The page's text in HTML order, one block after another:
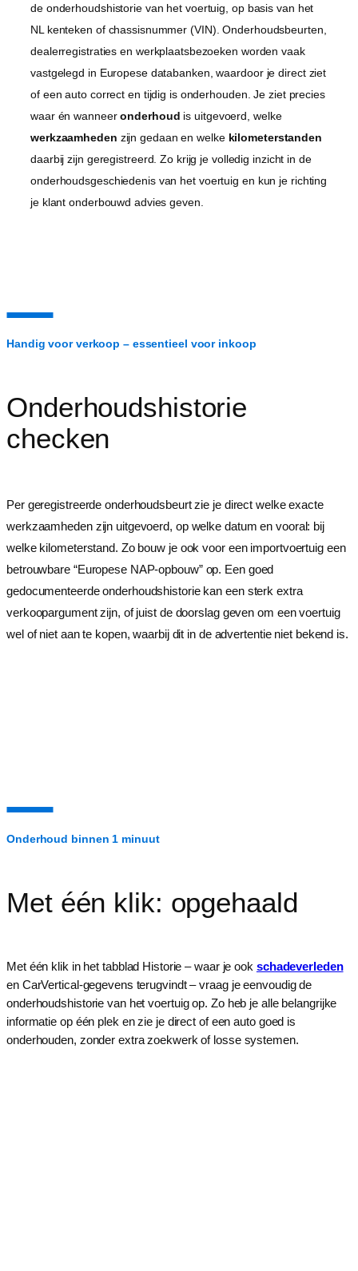
de onderhoudshistorie van het voertuig, op basis van het
NL kenteken of chassisnummer (VIN). Onderhoudsbeurten,
dealerregistraties en werkplaatsbezoeken worden vaak
vastgelegd in Europese databanken, waardoor je direct ziet
of een auto correct en tijdig is onderhouden. Je ziet precies
waar én wanneeronderhoud is uitgevoerd, welke
werkzaamheden zijn gedaan en welke kilometerstanden
daarbij zijn geregistreerd. Zo krijg je volledig inzicht in de
onderhoudsgeschiedenis van het voertuig en kun je richting
je klant onderbouwd advies geven.
Handig voor verkoop – essentieel voor inkoop
Onderhoudshistorie
checken
Per geregistreerde onderhoudsbeurt zie je direct welke exacte
werkzaamheden zijn uitgevoerd, op welke datum en vooral: bij
welke kilometerstand. Zo bouw je ook voor een importvoertuig een
betrouwbare “Europese NAP-opbouw” op. Een goed
gedocumenteerde onderhoudshistorie kan een sterk extra
verkoopargument zijn, of juist de doorslag geven om een voertuig
wel of niet aan te kopen, waarbij dit in de advertentie niet bekend is.
Onderhoud binnen 1 minuut
Met één klik: opgehaald
Met één klik in het tabblad Historie – waar je ook schadeverleden
en CarVertical-gegevens terugvindt – vraag je eenvoudig de
onderhoudshistorie van het voertuig op. Zo heb je alle belangrijke
informatie op één plek en zie je direct of een auto goed is
onderhouden, zonder extra zoekwerk of losse systemen.